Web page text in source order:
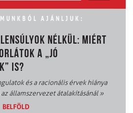
AJÁNLJUK:
NÉLKÜL: MIÉRT
A „JÓ
IS?
és a racionális érvek hiánya
az államszervezet átalakításánál»
BELFÖLD